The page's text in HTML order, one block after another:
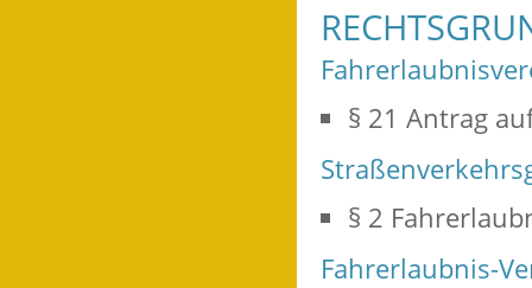
§ 21 Antrag
§ 2
Fahrerlaubnis-